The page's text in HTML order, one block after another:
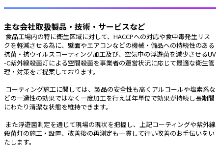
主な会社取扱製品・技術・サービスなど
クを軽減させる為に、壁面やエアコンなどの機械・備品への持続性のある
抗菌・抗ウイルスコーティング加工及び、空気中の浮遊菌を減少させるUV
-C紫外線殺菌灯による空間殺菌を事業者の運営状況に応じて最適な衛生管
理・対策をご提案しております。
どの一過性の効果ではなく一度加工を行えば年単位で効果が持続し長期間
にわたり清潔な状態を維持できます。
殺菌灯の施工・設置、改善後の再測定も一貫して行い改善のお手伝いをい
たします。